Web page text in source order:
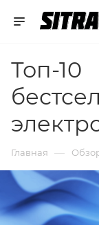
Топ-10
Главная —